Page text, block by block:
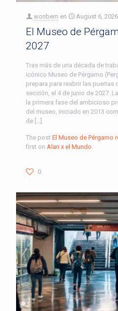
wonbern en August 6, 2026
El Museo de
2027
Tras más de una década de
icónico Museo de Pérgamo
prepara para reabrir las puertas
sección, el 4 de junio de 2027.
la primera fase del ambicioso
del museo, iniciado en 2013
de […]
The post El Museo de Pérgamo
first on Alan x el Mundo
0